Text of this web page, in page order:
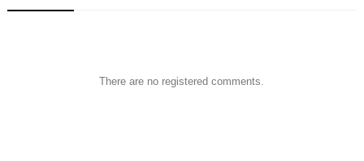
There are no registered comments.